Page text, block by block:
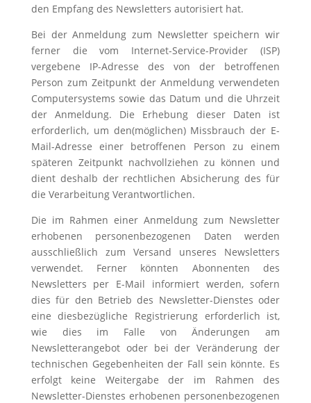
den Empfang des Newsletters autorisiert hat.
Bei der Anmeldung zum Newsletter speichern wir
ferner die vom Internet-Service-Provider (ISP)
vergebene IP-Adresse des von der betroffenen
Person zum Zeitpunkt der Anmeldung verwendeten
Computersystems sowie das Datum und die Uhrzeit
der Anmeldung. Die Erhebung dieser Daten ist
erforderlich, um den(möglichen) Missbrauch der E-
Mail-Adresse einer betroffenen Person zu einem
späteren Zeitpunkt nachvollziehen zu können und
dient deshalb der rechtlichen Absicherung des für
die Verarbeitung Verantwortlichen.
Die im Rahmen einer Anmeldung zum Newsletter
erhobenen personenbezogenen Daten werden
ausschließlich zum Versand unseres Newsletters
verwendet. Ferner könnten Abonnenten des
Newsletters per E-Mail informiert werden, sofern
dies für den Betrieb des Newsletter-Dienstes oder
eine diesbezügliche Registrierung erforderlich ist,
wie dies im Falle von Änderungen am
Newsletterangebot oder bei der Veränderung der
technischen Gegebenheiten der Fall sein könnte. Es
erfolgt keine Weitergabe der im Rahmen des
Newsletter-Dienstes erhobenen personenbezogenen